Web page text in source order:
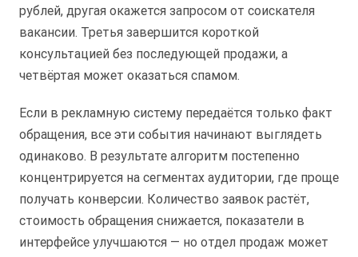
рублей, другая окажется запросом от соискателя
вакансии. Третья завершится короткой
консультацией без последующей продажи, а
четвёртая может оказаться спамом.
Если в рекламную систему передаётся только факт
обращения, все эти события начинают выглядеть
одинаково. В результате алгоритм постепенно
концентрируется на сегментах аудитории, где проще
получать конверсии. Количество заявок растёт,
стоимость обращения снижается, показатели в
интерфейсе улучшаются — но отдел продаж может